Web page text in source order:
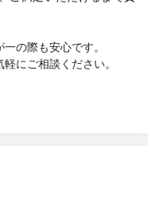
の際も安心です。
にご相談ください。